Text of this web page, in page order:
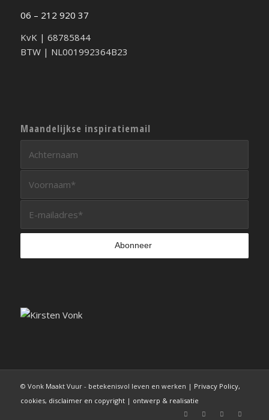
06 – 212 920 37
KvK | 68785844
BTW | NL001992364B23
Maandelijkse inspiratiemail
© Vonk Maakt Vuur - betekenisvol leven en werken | Privacy Policy,
cookies, disclaimer en copyright| ontwerp & realisatie